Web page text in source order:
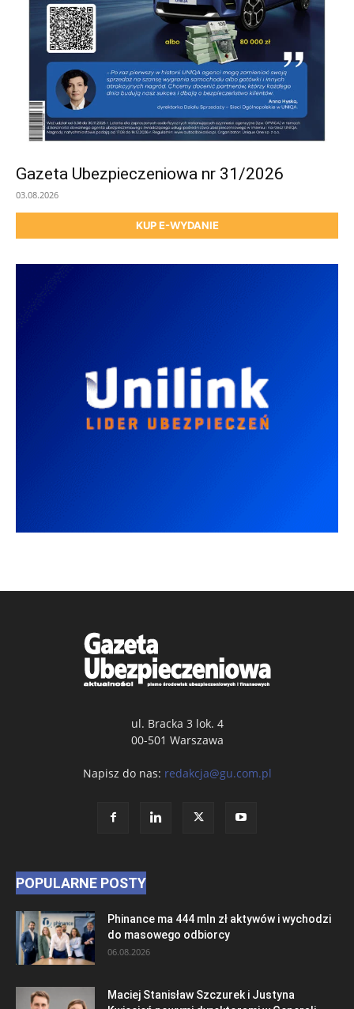
Gazeta Ubezpieczeniowa nr 31/2026
03.08.2026
KUP E-WYDANIE
ul. Bracka 3 lok. 4
00-501 Warszawa
Napisz do nas: redakcja@gu.com.pl
POPULARNE POSTY
Phinance ma 444 mln zł aktywów i wychodzi
do masowego odbiorcy
06.08.2026
Maciej Stanisław Szczurek i Justyna